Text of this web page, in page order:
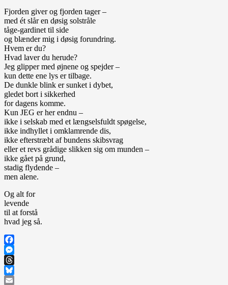
Fjorden giver og fjorden tager –
med ét slår en døsig solstråle
tåge-gardinet til side
og blænder mig i døsig forundring.
Hvem er du?
Hvad laver du herude?
Jeg glipper med øjnene og spejder –
kun dette ene lys er tilbage.
De dunkle blink er sunket i dybet,
gledet bort i sikkerhed
for dagens komme.
Kun JEG er her endnu –
ikke i selskab med et længselsfuldt spøgelse,
ikke indhyllet i omklamrende dis,
ikke efterstræbt af bundens skibsvrag
eller et revs grådige slikken sig om munden –
ikke gået på grund,
stadig flydende –
men alene.
Og alt for
levende
til at forstå
hvad jeg så.
Facebook
Messenger
Threads
Bluesky